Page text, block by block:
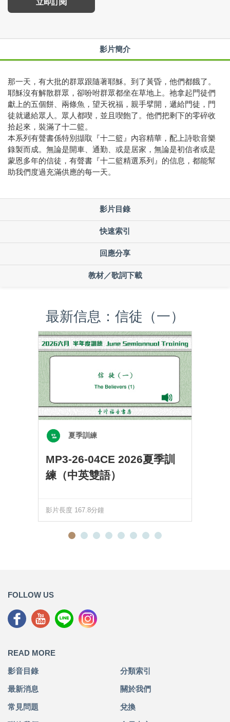
影片簡介
那一天，有大批的群眾跟隨著耶穌。到了黃昏，他們都餓了。
耶穌沒有解散群眾，卻吩咐群眾都坐在草地上。祂拿起門徒們
獻上的五個餅、兩條魚，望天祝福，親手擘開，遞給門徒，門
徒就遞給眾人。眾人都喫，並且喫飽了。他們把剩下的零碎收
拾起來，裝滿了十二籃。
本系列有聲書係特別擷取『十二籃』內容精華，配上詩歌音樂
錄製而成。無論是開車、通勤、或是居家，無論是初信者或是
蒙恩多年的信徒，有聲書『十二籃精選系列』的信息，都能幫
助我們度過充滿供應的每一天。
影片目錄
快速索引
回應分享
教材／歌詞下載
最新信息：信徒（一）
夏季訓練
MP3-26-04CE 2026夏季訓
練（中英雙語）
影片長度 167.8分鐘
FOLLOW US
READ MORE
影音目錄 分類索引
最新消息 關於我們
常見問題 兌換